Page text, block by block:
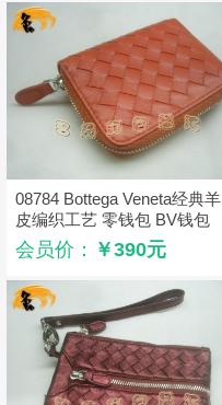
08784 Bottega Veneta经典羊
皮编织工艺 零钱包 BV钱包
Bottega短款钱包 橙色
会员价： ￥390元